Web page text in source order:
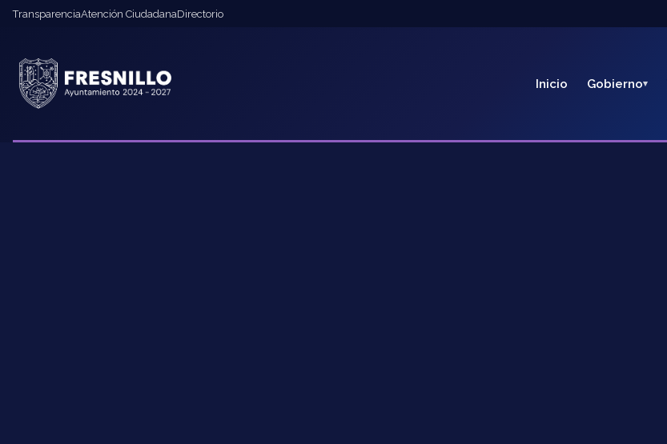
TransparenciaAtención CiudadanaDirectorio
Inicio Gobierno